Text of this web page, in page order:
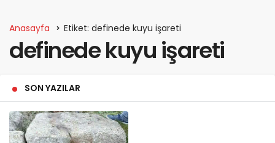
Anasayfa Etiket: definede kuyu işareti
definede kuyu işareti
SON YAZILAR